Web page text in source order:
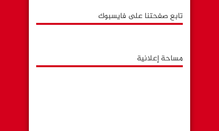
تابع صفحتنا على فايسبوك
مساحة إعلانية